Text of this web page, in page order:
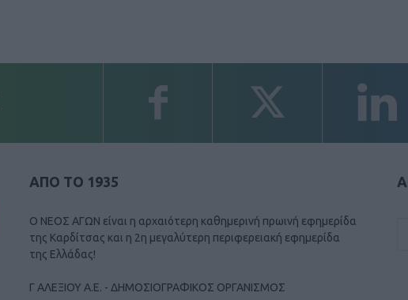
ΑΠΟ ΤΟ 1935
Ο ΝΕΟΣ ΑΓΩΝ είναι η αρχαιότερη καθημερινή πρωινή εφημερίδα
της Καρδίτσας και η 2η μεγαλύτερη περιφερειακή εφημερίδα
της Ελλάδας!
Γ ΑΛΕΞΙΟΥ Α.Ε. - ΔΗΜΟΣΙΟΓΡΑΦΙΚΟΣ ΟΡΓΑΝΙΣΜΟΣ